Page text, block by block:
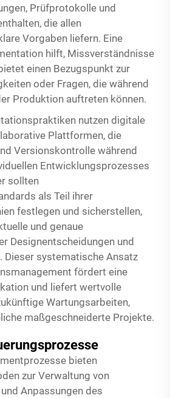
Prüfprotokolle und
die allen
Vorgaben liefern. Eine
hilft, Missverständnisse
einen Bezugspunkt zur
oder Fragen, die während
Produktion auftreten können.
nutzen digitale
Plattformen, die
Versionskontrolle während
Entwicklungsprozesses
sollten
als Teil ihrer
festlegen und sicherstellen,
und genaue
Designentscheidungen und
Dieser systematische Ansatz
fördert eine
und liefert wertvolle
Wartungsarbeiten,
maßgeschneiderte Projekte.
bieten
zur Verwaltung von
Anpassungen des